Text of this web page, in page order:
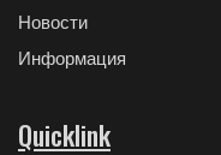
Новости
Информация
Quicklink